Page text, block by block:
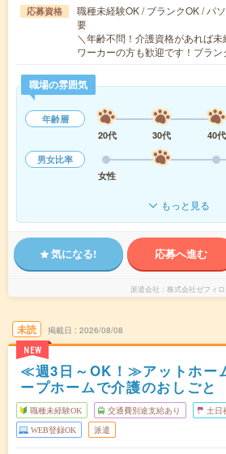
応募資格
職種未経験OK / ブランクOK / パ
要
＼年齢不問！介護資格があれば
ワーカーの方も歓迎です！ブラ
職場の雰囲気
年齢層
20代
30代 40代
男女比率
女性
もっと見る
気になる! 応募へ進む
派遣会社 株式会社ゼフィロ
未読
NEW
掲載日 2026/08/08
≪週3日～OK！≫アットホー
ープホームで介護のおしごと
職種未経験OK 交通費別途支給あり 土日
WEB登録OK 派遣